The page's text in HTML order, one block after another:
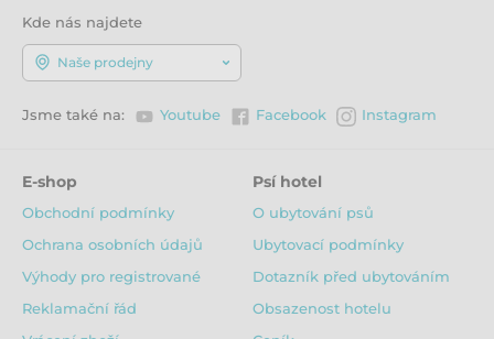
Kde nás najdete
Naše prodejny
Jsme také na: Youtube Facebook Instagram
E-shop
Obchodní podmínky
Ochrana osobních údajů
Výhody pro registrované
Reklamační řád
Psí hotel
O ubytování psů
Ubytovací podmínky
Dotazník před ubytováním
Obsazenost hotelu